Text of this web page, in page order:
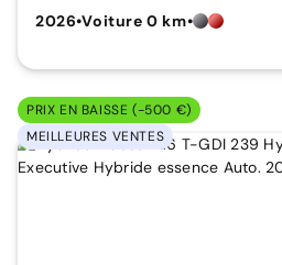
2026•Voiture 0 km•
PRIX EN BAISSE (-500 €)
MEILLEURES VENTES